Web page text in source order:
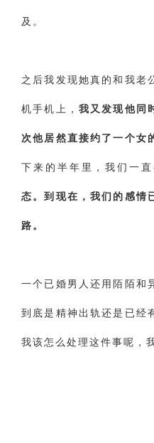
及。
之后我发现她真的和我老
机手机上， 我又发现他同
次他居然直接约了一个女
下来的半年里，我们一直
态。到现在，我们的感情
路。
一个已婚男人还用陌陌和
到底是精神出轨还是已经
我该怎么处理这件事呢，